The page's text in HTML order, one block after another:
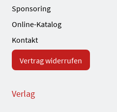
Sponsoring
Online-Katalog
Kontakt
Vertrag widerrufen
Verlag